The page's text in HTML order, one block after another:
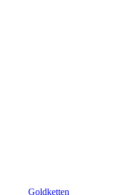
Goldketten